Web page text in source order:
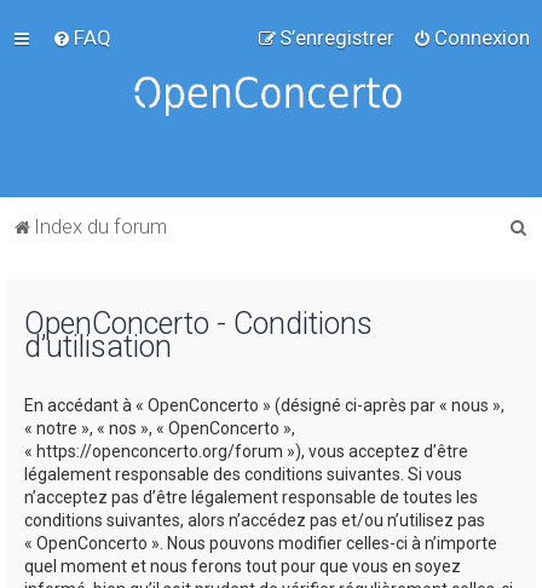
FAQ Connexion
S’enregistrer
Index du forum
OpenConcerto - Conditions
d’utilisation
En accédant à « OpenConcerto » (désigné ci-après par « nous »,
« notre », « nos », « OpenConcerto »,
« https://openconcerto.org/forum »), vous acceptez d’être
légalement responsable des conditions suivantes. Si vous
n’acceptez pas d’être légalement responsable de toutes les
conditions suivantes, alors n’accédez pas et/ou n’utilisez pas
« OpenConcerto ». Nous pouvons modifier celles-ci à n’importe
quel moment et nous ferons tout pour que vous en soyez